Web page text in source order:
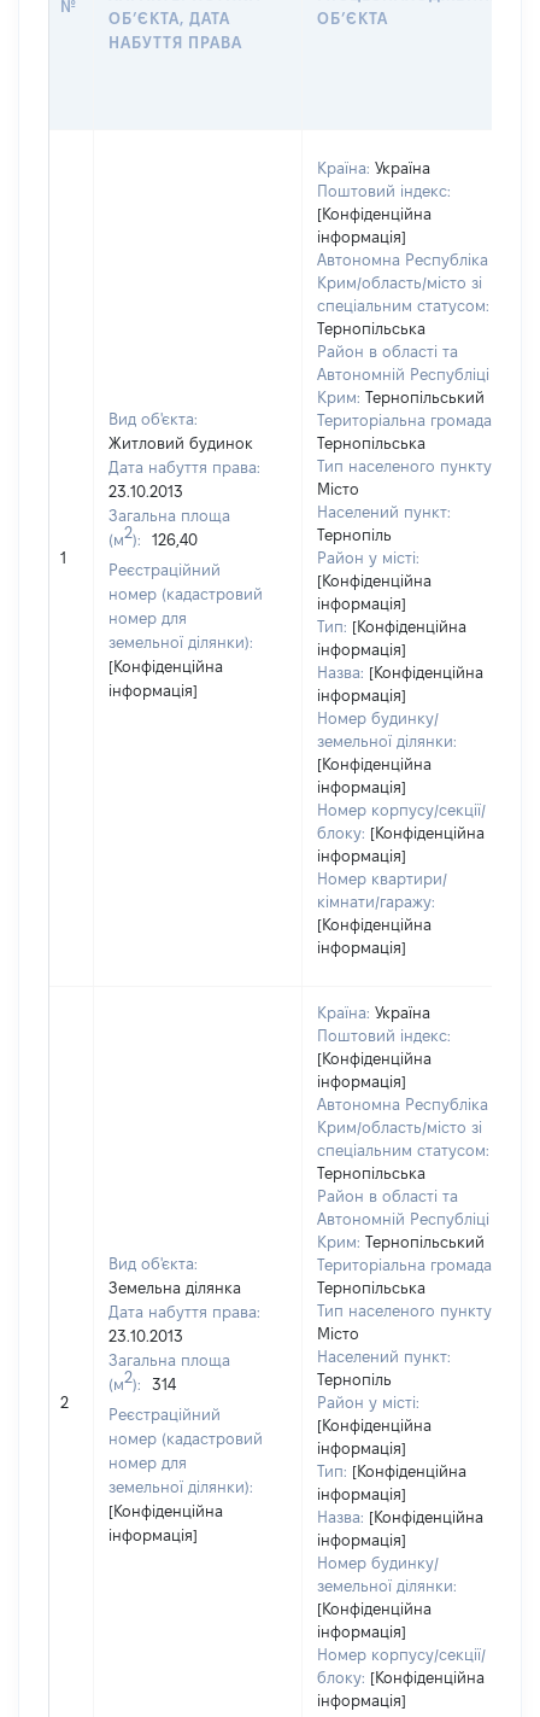
№
ОБʼЄКТА, ДАТА
НАБУТТЯ ПРАВА
ОБʼЄКТА
1
Вид об'єкта:
Житловий будинок
Дата набуття права:
23.10.2013
Загальна площа
(м2):
126,40
Реєстраційний
номер (кадастровий
номер для
земельної ділянки):
[Конфіденційна
інформація]
Країна: Україна
Поштовий індекс:
[Конфіденційна
інформація]
Автономна Республіка
Крим/область/місто зі
спеціальним статусом:
Тернопільська
Район в області та
Автономній Республіці
Крим: Тернопільський
Територіальна громада:
Тернопільська
Тип населеного пункту:
Місто
Населений пункт:
Тернопіль
Район у місті:
[Конфіденційна
інформація]
Тип: [Конфіденційна
інформація]
Назва: [Конфіденційна
інформація]
Номер будинку/
земельної ділянки:
[Конфіденційна
інформація]
Номер корпусу/секції/
блоку: [Конфіденційна
інформація]
Номер квартири/
кімнати/гаражу:
[Конфіденційна
інформація]
2
Вид об'єкта:
Земельна ділянка
Дата набуття права:
23.10.2013
Загальна площа
(м2):
314
Реєстраційний
номер (кадастровий
номер для
земельної ділянки):
[Конфіденційна
інформація]
Країна: Україна
Поштовий індекс:
[Конфіденційна
інформація]
Автономна Республіка
Крим/область/місто зі
спеціальним статусом:
Тернопільська
Район в області та
Автономній Республіці
Крим: Тернопільський
Територіальна громада:
Тернопільська
Тип населеного пункту:
Місто
Населений пункт:
Тернопіль
Район у місті:
[Конфіденційна
інформація]
Тип: [Конфіденційна
інформація]
Назва: [Конфіденційна
інформація]
Номер будинку/
земельної ділянки:
[Конфіденційна
інформація]
Номер корпусу/секції/
блоку: [Конфіденційна
інформація]